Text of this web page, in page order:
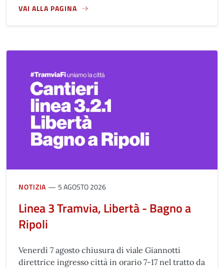
VAI ALLA PAGINA
A PROPOSITO DI CARTA D'IDENTITÀ
NOTIZIA 5 AGOSTO 2026
Linea 3 Tramvia, Libertà - Bagno a
Ripoli
Venerdì 7 agosto chiusura di viale Giannotti
direttrice ingresso città in orario 7-17 nel tratto da